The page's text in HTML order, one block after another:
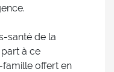
santé de la
à ce
offert en